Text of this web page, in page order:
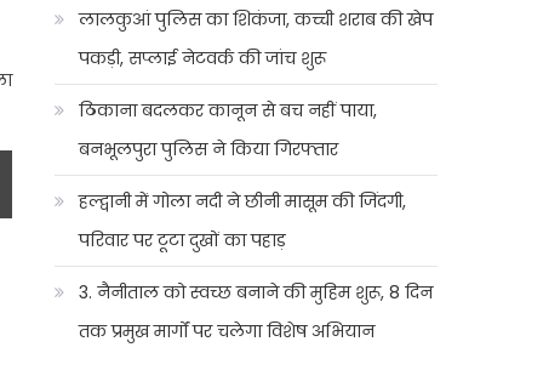
लालकुआं पुलिस का शिकंजा, कच्ची शराब की खेप
पकड़ी, सप्लाई नेटवर्क की जांच शुरू
ठिकाना बदलकर कानून से बच नहीं पाया,
बनभूलपुरा पुलिस ने किया गिरफ्तार
हल्द्वानी में गोला नदी ने छीनी मासूम की जिंदगी,
परिवार पर टूटा दुखों का पहाड़
3. नैनीताल को स्वच्छ बनाने की मुहिम शुरू, 8 दिन
तक प्रमुख मार्गों पर चलेगा विशेष अभियान